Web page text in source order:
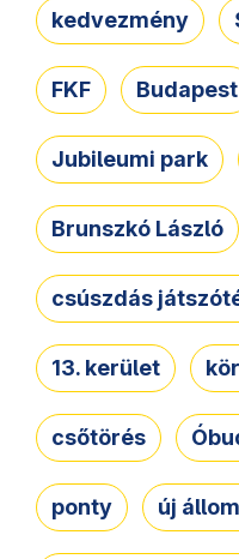
kedvezmény
FKF Budapest
Jubileumi park
Brunszkó László
csúszdás
13. kerület
csőtörés
ponty új